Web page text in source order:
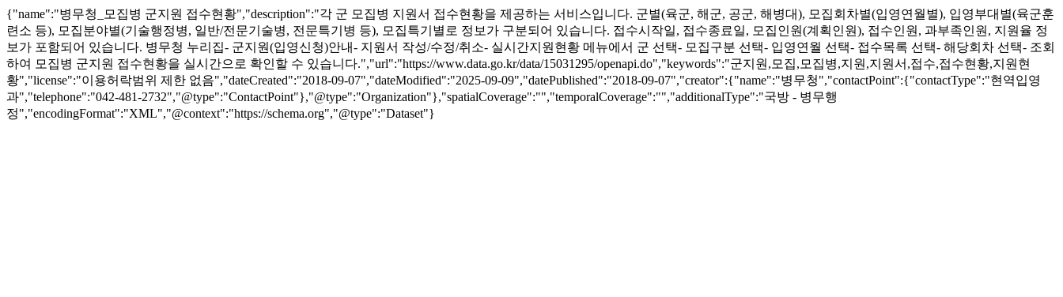
{"name":"병무청_모집병 군지원 접수현황","description":"각 군 모집병 지원서 접수현황을 제공하는 서비스입니다. 군별(육군, 해군, 공군, 해병대), 모집회차별(입영연월별), 입영부대별(육군훈
련소 등), 모집분야별(기술행정병, 일반/전문기술병, 전문특기병 등), 모집특기별로 정보가 구분되어 있습니다. 접수시작일, 접수종료일, 모집인원(계획인원), 접수인원, 과부족인원, 지원율 정
보가 포함되어 있습니다. 병무청 누리집- 군지원(입영신청)안내- 지원서 작성/수정/취소- 실시간지원현황 메뉴에서 군 선택- 모집구분 선택- 입영연월 선택- 접수목록 선택- 해당회차 선택- 조회
하여 모집병 군지원 접수현황을 실시간으로 확인할 수 있습니다.","url":"https://www.data.go.kr/data/15031295/openapi.do","keywords":"군지원,모집,모집병,지원,지원서,접수,접수현황,지원현
황","license":"이용허락범위 제한 없음","dateCreated":"2018-09-07","dateModified":"2025-09-09","datePublished":"2018-09-07","creator":{"name":"병무청","contactPoint":{"contactType":"현역입영
과","telephone":"042-481-2732","@type":"ContactPoint"},"@type":"Organization"},"spatialCoverage":"","temporalCoverage":"","additionalType":"국방 - 병무행
정","encodingFormat":"XML","@context":"https://schema.org","@type":"Dataset"}